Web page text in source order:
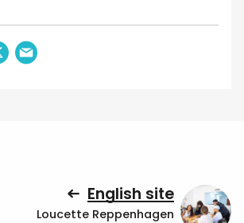
English site
Loucette Reppenhagen